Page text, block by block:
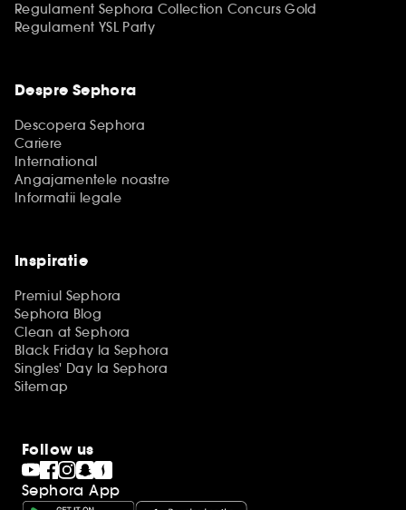
Regulament Sephora Collection Concurs Gold
Regulament YSL Party
Despre Sephora
Descopera Sephora
Cariere
International
Angajamentele noastre
Informatii legale
Inspiratie
Premiul Sephora
Sephora Blog
Clean at Sephora
Black Friday la Sephora
Singles' Day la Sephora
Sitemap
Follow us
Sephora App